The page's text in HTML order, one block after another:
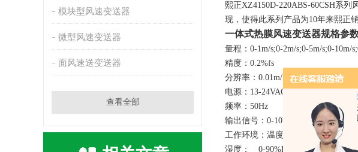
模块型风速变送器
微型风速变送器
面风速送变送器
查看全部
熙正XZ4150D-220ABS-60CSH系
现，使得此系列产品为10年来熙正
一体式热膜风速变送器规格参
量程：0-1m/s;0-2m/s;0-5m/s;0-10m/
精度：0.2%fs
分辨率：0.01m/S
电源：13-24VAC(DC)
频率：50Hz
输出信号：0-10VDC;4-20mA;(非标
工作环境：温度:-5~+70℃；
湿度： 0-90%RH不凝露